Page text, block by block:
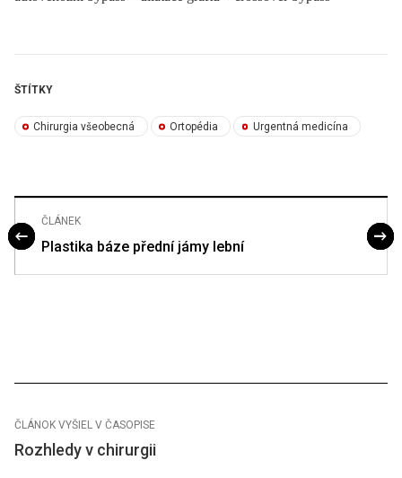
ŠTÍTKY
Chirurgia všeobecná Ortopédia Urgentná medicína
ČLÁNEK
Plastika báze přední jámy lební
ČLÁNOK VYŠIEL V ČASOPISE
Rozhledy v chirurgii